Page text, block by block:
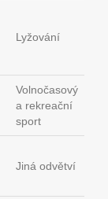
Lyžování
Volnočasový
a rekreační
sport
Jiná odvětví